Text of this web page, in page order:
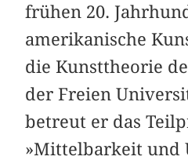
frühen 20.
amerikanische
die Kunsttheorie
der Freien
betreut er das
»Mittelbarkeit und